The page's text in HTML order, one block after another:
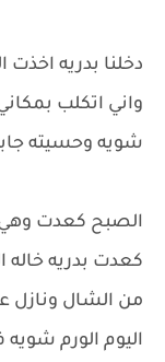
دخلنا بدريه
واني اتكلب
شويه وحسيته
الصبح كعدت وهي
كعدت بدريه
من الشال ونازل
اليوم الورم